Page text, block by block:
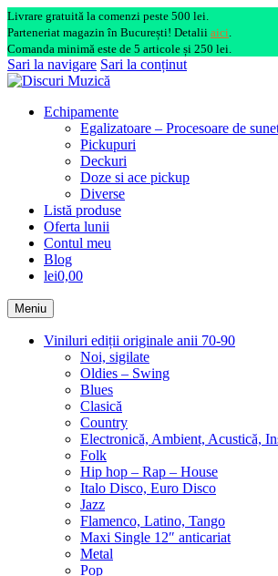
Livrare gratuită la comenzi peste 500 lei.
Parteneriat magazin în București! Detalii aici.
Comanda minimă este de 5 articole și 250 lei.
Sari la navigare Sari la conținut
Echipamente
Egalizatoare – Procesoare de
Pickupuri
Deckuri
Doze si ace pickup
Diverse
Listă produse
Oferta lunii
Contul meu
Blog
lei0,00
Meniu
Viniluri ediții originale anii 70-90
Noi, sigilate
Oldies – Swing
Blues
Clasică
Country
Electronică, Ambient, Acustică,
Folk
Hip hop – Rap – House
Italo Disco, Euro Disco
Jazz
Flamenco, Latino, Tango
Maxi Single 12″ anticariat
Metal
Pop